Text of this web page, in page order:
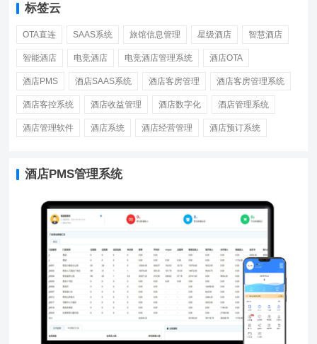
标签云
OTA直连 SAAS系统 旅馆信息管理 星级酒店 智慧酒店
智能酒店 电竞酒店 电竞酒店管理系统 酒店OTA
酒店PMS 酒店SAAS系统 酒店客房管理 酒店客房管理系统
酒店客控系统 酒店收益管理 酒店数字化 酒店管理系统
酒店管理软件 酒店系统 酒店经营管理 酒店预订系统
酒店PMS管理系统